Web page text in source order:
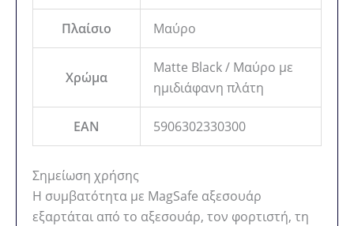
Πλαίσιο Μαύρο
Χρώμα
Matte Black / Μαύρο με
ημιδιάφανη πλάτη
EAN 5906302330300
Σημείωση χρήσης
Η συμβατότητα με MagSafe αξεσουάρ
εξαρτάται από το αξεσουάρ, τον φορτιστή, τη